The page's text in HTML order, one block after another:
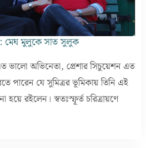
মেঘ মুলুকে সাত সুলুক
ভালো অভিনেতা, প্রেশার সিচুয়েশন এত
পারেন যে সুমিত্রর ভূমিকায় তিনি এই
হয়ে রইলেন। স্বতঃস্ফূর্ত চরিত্রায়ণে